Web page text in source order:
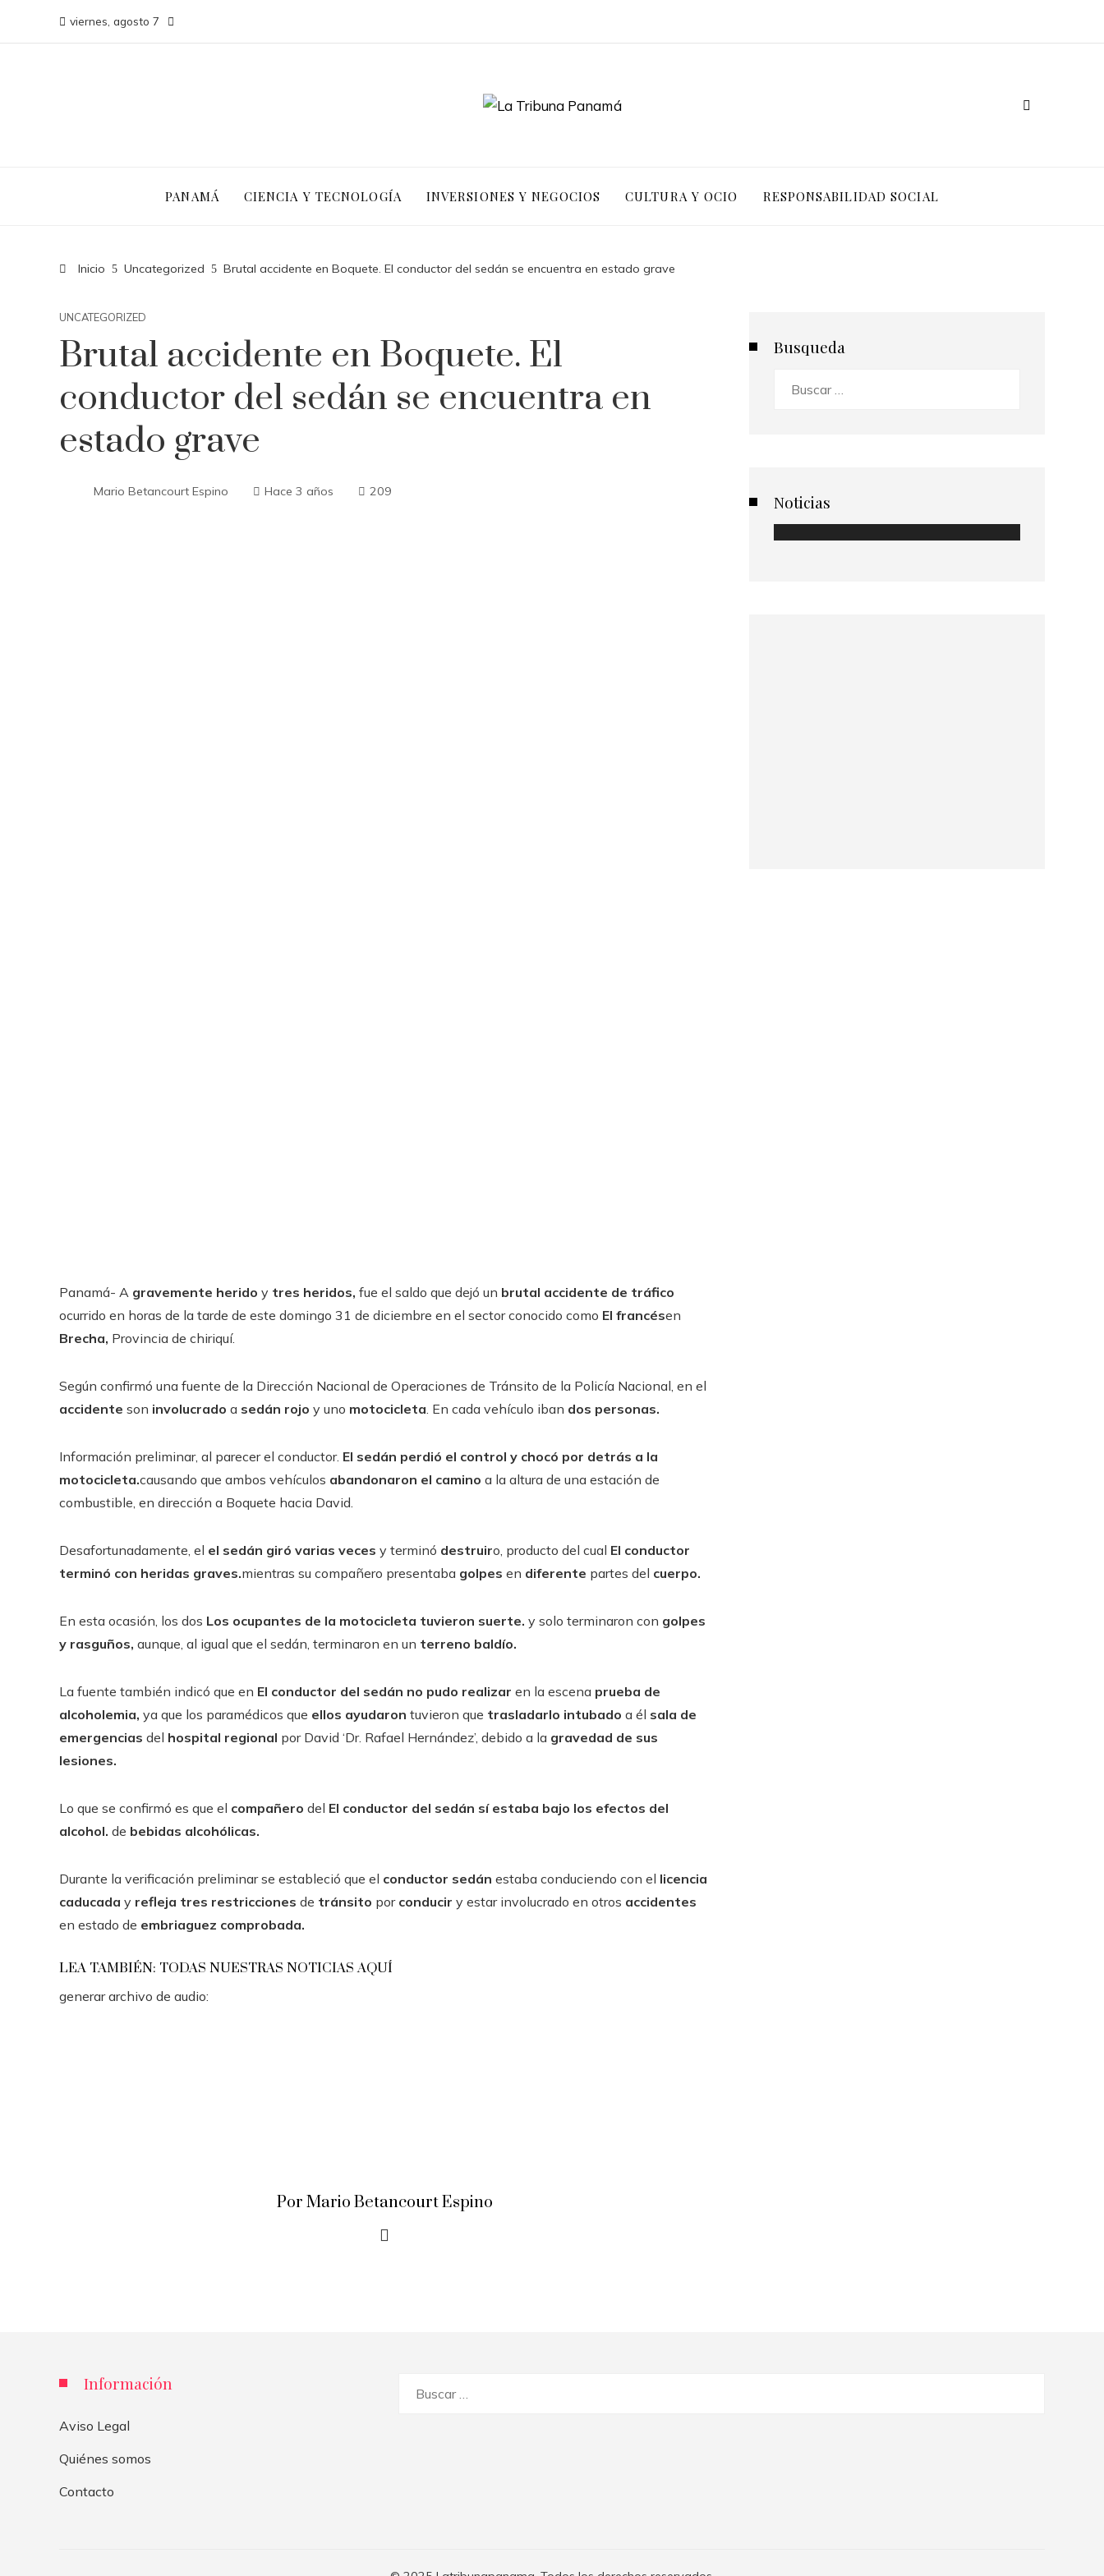
viernes, agosto 7
PANAMÁ CIENCIA Y TECNOLOGÍA INVERSIONES Y NEGOCIOS CULTURA Y OCIO RESPONSABILIDAD SOCIAL
Inicio Uncategorized Brutal accidente en Boquete. El conductor del sedán se encuentra en estado grave
UNCATEGORIZED
Brutal accidente en Boquete. El
conductor del sedán se encuentra en
estado grave
Mario Betancourt Espino Hace 3 años 209
Panamá- A gravemente herido y tres heridos, fue el saldo que dejó un brutal accidente de tráfico
ocurrido en horas de la tarde de este domingo 31 de diciembre en el sector conocido como El francésen
Brecha, Provincia de chiriquí.
Según confirmó una fuente de la Dirección Nacional de Operaciones de Tránsito de la Policía Nacional, en el
accidente son involucrado a sedán rojo y uno motocicleta. En cada vehículo iban dos personas.
Información preliminar, al parecer el conductor. El sedán perdió el control y chocó por detrás a la
motocicleta.causando que ambos vehículos abandonaron el camino a la altura de una estación de
combustible, en dirección a Boquete hacia David.
Desafortunadamente, el el sedán giró varias veces y terminó destruiro, producto del cual El conductor
terminó con heridas graves.mientras su compañero presentaba golpes en diferente partes del cuerpo.
En esta ocasión, los dos Los ocupantes de la motocicleta tuvieron suerte. y solo terminaron con golpes
y rasguños, aunque, al igual que el sedán, terminaron en un terreno baldío.
La fuente también indicó que en El conductor del sedán no pudo realizar en la escena prueba de
alcoholemia, ya que los paramédicos que ellos ayudaron tuvieron que trasladarlo intubado a él sala de
emergencias del hospital regional por David ‘Dr. Rafael Hernández’, debido a la gravedad de sus
lesiones.
Lo que se confirmó es que el compañero del El conductor del sedán sí estaba bajo los efectos del
alcohol. de bebidas alcohólicas.
Durante la verificación preliminar se estableció que el conductor sedán estaba conduciendo con el licencia
caducada y refleja tres restricciones de tránsito porconducir y estar involucrado en otros accidentes
en estado de embriaguez comprobada.
LEA TAMBIÉN: TODAS NUESTRAS NOTICIAS AQUÍ
generar archivo de audio:
Por Mario Betancourt Espino
Busqueda
Noticias
Información
Aviso Legal
Quiénes somos
Contacto